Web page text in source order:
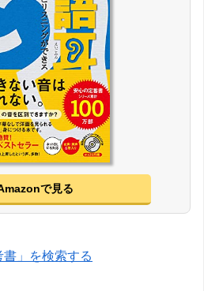
で見る
」を検索する